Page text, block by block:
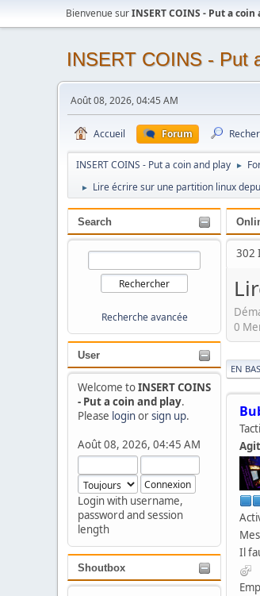
Bienvenue surINSERT COINS - Put a
INSERT COINS - Put
Août 08, 2026, 04:45 AM
Accueil Forum
INSERT COINS - Put a coin and play ►
► Lire écrire sur une partition linux
Search
Recherche avancée
User
Welcome toINSERT COINS
- Put a coin and play.
Please loginorsign up.
Août 08, 2026, 04:45 AM
Login with username,
password and session
length
Shoutbox
302
0
EN BAS
Il